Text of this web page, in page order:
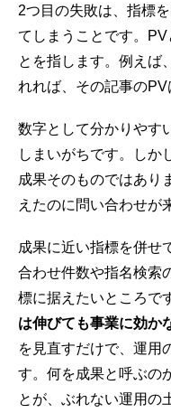
2つ目の失敗は、指標
てしまうことです。
とを指します。例えば
れれば、その記事のPV
数字として分かりやす
しまいがちです。しか
成果そのものではあり
えたのに問い合わせが
成果に近い指標を併せ
合わせ件数や指名検索
標に据えたいところで
は伸びても事業に効か
を見直すだけで、運用
す。何を成果と呼ぶの
とが、ぶれない運用の